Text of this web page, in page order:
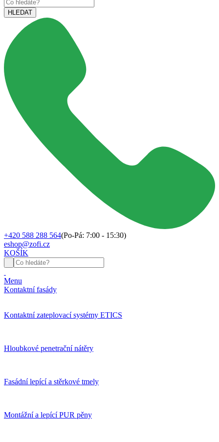
+420 588 288 564(Po-Pá: 7:00 - 15:30)
eshop@zofi.cz
KOŠÍK
Menu
Kontaktní fasády
Kontaktní zateplovací systémy ETICS
Hloubkové penetrační nátěry
Fasádní lepící a stěrkové tmely
Montážní a lepící PUR pěny